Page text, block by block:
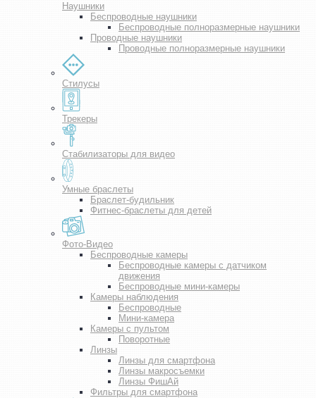
Наушники
Беспроводные наушники
Беспроводные полноразмерные наушники
Проводные наушники
Проводные полноразмерные наушники
Стилусы
Трекеры
Стабилизаторы для видео
Умные браслеты
Браслет-будильник
Фитнес-браслеты для детей
Фото-Видео
Беспроводные камеры
Беспроводные камеры с датчиком
движения
Беспроводные мини-камеры
Камеры наблюдения
Беспроводные
Мини-камера
Камеры с пультом
Поворотные
Линзы
Линзы для смартфона
Линзы макросъемки
Линзы ФишАй
Фильтры для смартфона